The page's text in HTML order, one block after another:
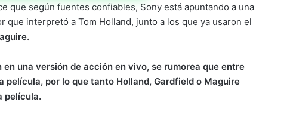
que según fuentes confiables, Sony está apuntando a una
que interpretó a Tom Holland, junto a los que ya usaron el
una versión de acción en vivo, se rumorea que entre
película, por lo que tanto Holland, Gardfield o Maguire
película.